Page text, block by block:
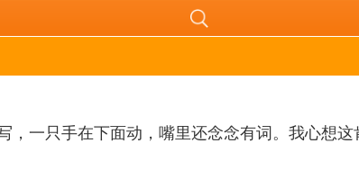
一只手在下面动，嘴里还念念有词。我心想